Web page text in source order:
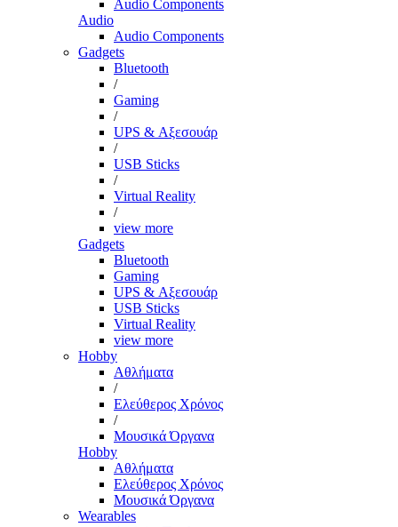
Audio Components
Audio
Audio Components
Gadgets
Bluetooth
/
Gaming
/
UPS & Αξεσουάρ
/
USB Sticks
/
Virtual Reality
/
view more
Gadgets
Bluetooth
Gaming
UPS & Αξεσουάρ
USB Sticks
Virtual Reality
view more
Hobby
Αθλήματα
/
Ελεύθερος Χρόνος
/
Μουσικά Όργανα
Hobby
Αθλήματα
Ελεύθερος Χρόνος
Μουσικά Όργανα
Wearables